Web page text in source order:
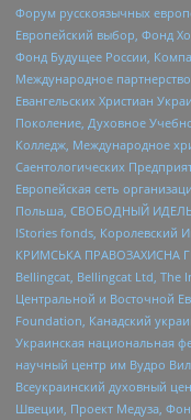
Форум русскоязычных
Европейский выбор, Фонд
Фонд Будущее России,
Международное
Евангельских Христиан
Поколение, Духовное
Колледж, Международное
Саентологических
Европейская сеть
Польша, СВОБОДНЫЙ ИДЕЛЬ-
IStories fonds, Королевский
КРИМСЬКА ПРАВОЗАХИСНА
Bellingcat, Bellingcat Ltd, The
Центральной и Восточной
Foundation, Канадский
Украинская национальная
научный центр им Вудро
Всеукраинский духовный
Швеции, Проект Медуза,